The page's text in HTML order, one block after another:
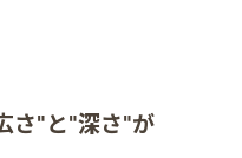
さ”と“深さ”が